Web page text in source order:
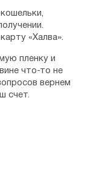
«Халва».
пленку и
что-то не
вернем
счет.